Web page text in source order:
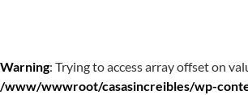
Warning: Trying to access array offset on
/www/wwwroot/casasincreibles/wp-